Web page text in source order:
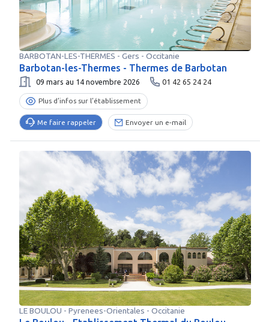
BARBOTAN-LES-THERMES - Gers - Occitanie
Barbotan-les-Thermes - Thermes de Barbotan
09 mars au 14 novembre 2026 01 42 65 24 24
Plus d’infos sur l’établissement
Me faire rappeler Envoyer un e-mail
LE BOULOU - Pyrenees-Orientales - Occitanie